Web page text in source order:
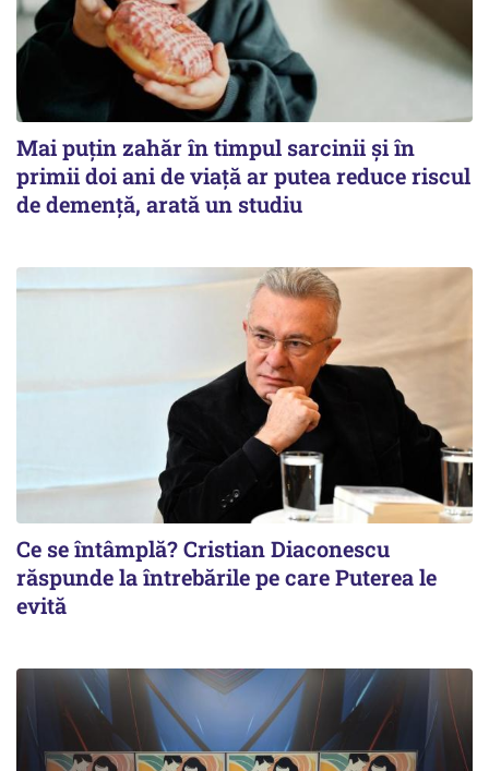
Mai puțin zahăr în timpul sarcinii și în
primii doi ani de viață ar putea reduce riscul
de demență, arată un studiu
Ce se întâmplă? Cristian Diaconescu
răspunde la întrebările pe care Puterea le
evită